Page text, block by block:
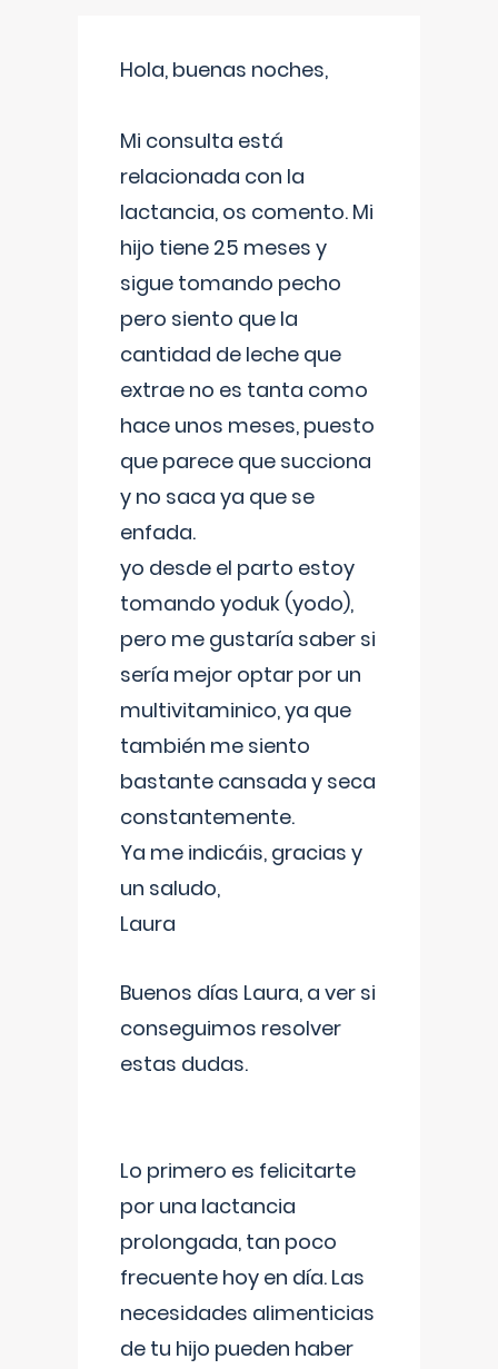
Hola, buenas noches,
Mi consulta está
relacionada con la
lactancia, os comento. Mi
hijo tiene 25 meses y
sigue tomando pecho
pero siento que la
cantidad de leche que
extrae no es tanta como
hace unos meses, puesto
que parece que succiona
y no saca ya que se
enfada.
yo desde el parto estoy
tomando yoduk (yodo),
pero me gustaría saber si
sería mejor optar por un
multivitaminico, ya que
también me siento
bastante cansada y seca
constantemente.
Ya me indicáis, gracias y
un saludo,
Laura
Buenos días Laura, a ver si
conseguimos resolver
estas dudas.
Lo primero es felicitarte
por una lactancia
prolongada, tan poco
frecuente hoy en día. Las
necesidades alimenticias
de tu hijo pueden haber